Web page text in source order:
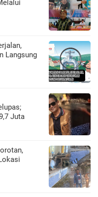
Langsung
Juta